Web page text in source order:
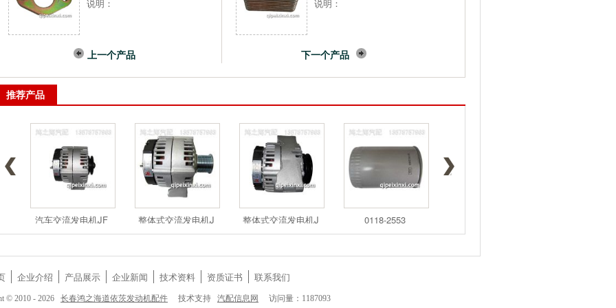
说明：
上一个产品
说明：
下一个产品
推荐产品
汽车交流发电机JF 整体式交流发电机J 整体式交流发电机J 0118-2553
企业介绍 产品展示 企业新闻 技术资料 资质证书 联系我们
© 2010 - 2026 长春鸿之海道依茨发动机配件 技术支持 汽配信息网 访问量：1187093